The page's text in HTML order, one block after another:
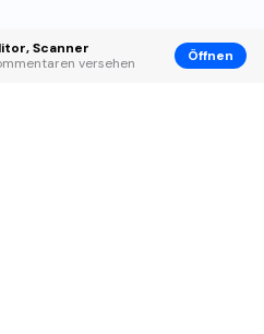
Scanner
versehen
Öffnen